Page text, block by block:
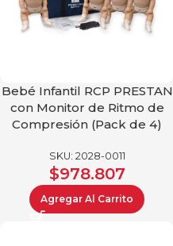
Bebé Infantil RCP PRESTAN
con Monitor de Ritmo de
Compresión (Pack de 4)
SKU: 2028-0011
$978.807
Agregar Al Carrito